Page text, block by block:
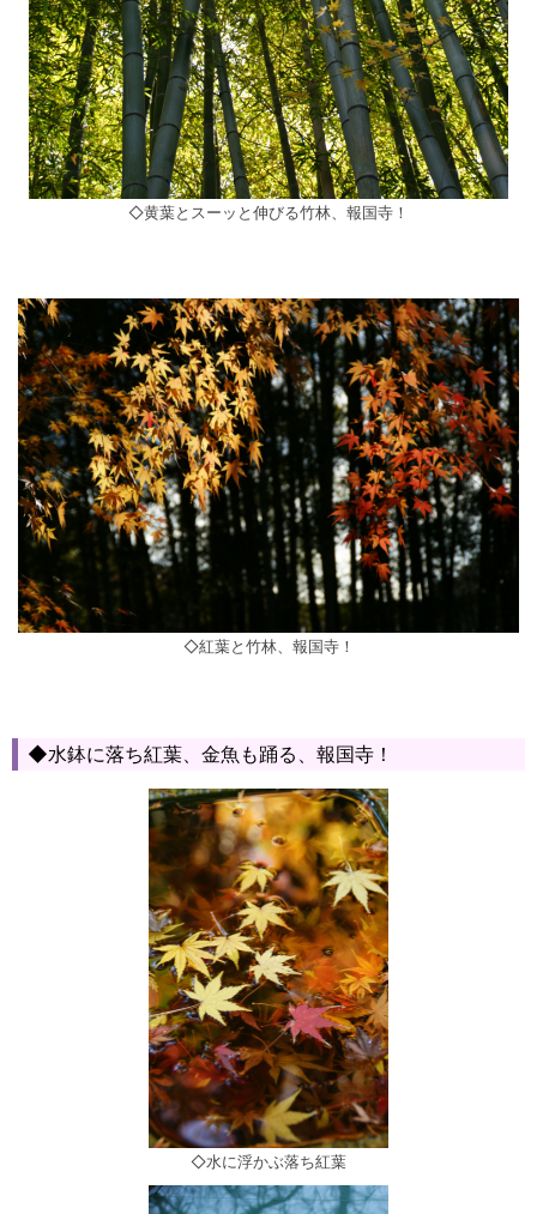
◇黄葉とスーッと伸びる竹林、報国寺！
◇紅葉と竹林、報国寺！
◆水鉢に落ち紅葉、金魚も踊る、報国寺！
◇水に浮かぶ落ち紅葉